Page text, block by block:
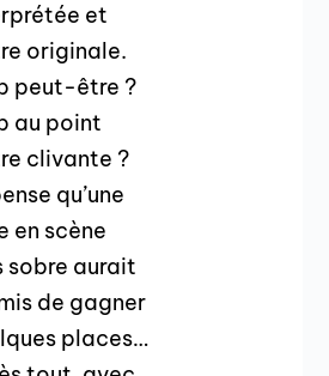
et
originale.
peut-être ?
au point
clivante ?
qu’une
en scène
sobre aurait
de gagner
places…